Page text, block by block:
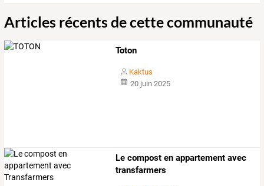
Articles récents de cette communauté
Toton
Kaktus
20 juin 2025
Le compost en appartement avec
transfarmers